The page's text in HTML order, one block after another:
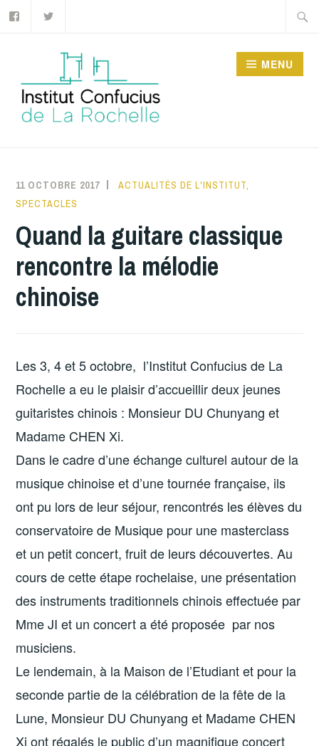
Accéder
DE LA ROCHELLE
MENU
11 OCTOBRE 2017 INSTITUTCONFUCIUSLAROCHELLE
ACTUALITÉS DE L'INSTITUT
SPECTACLES
Quand la guitare classique
rencontre la mélodie
chinoise
Les 3, 4 et 5 octobre, l’Institut Confucius de La
Rochelle a eu le plaisir d’accueillir deux jeunes
guitaristes chinois : Monsieur DU Chunyang et
Madame CHEN Xi.
Dans le cadre d’une échange culturel autour de la
musique chinoise et d’une tournée française, ils
ont pu lors de leur séjour, rencontrés les élèves du
conservatoire de Musique pour une masterclass
et un petit concert, fruit de leurs découvertes. Au
cours de cette étape rochelaise, une présentation
des instruments traditionnels chinois effectuée par
Mme JI et un concert a été proposée par nos
musiciens.
Le lendemain, à la Maison de l’Etudiant et pour la
seconde partie de la célébration de la fête de la
Lune, Monsieur DU Chunyang et Madame CHEN
Xi ont régalés le public d’un magnifique concert